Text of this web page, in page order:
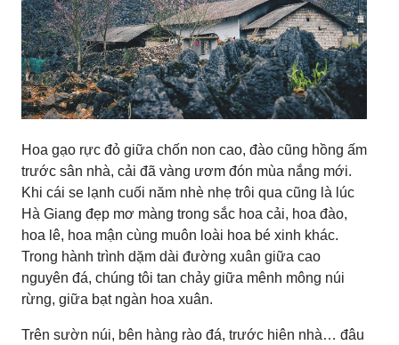
Hoa gạo rực đỏ giữa chốn non cao, đào cũng hồng ấm
trước sân nhà, cải đã vàng ươm đón mùa nắng mới.
Khi cái se lạnh cuối năm nhè nhẹ trôi qua cũng là lúc
Hà Giang đẹp mơ màng trong sắc hoa cải, hoa đào,
hoa lê, hoa mận cùng muôn loài hoa bé xinh khác.
Trong hành trình dặm dài đường xuân giữa cao
nguyên đá, chúng tôi tan chảy giữa mênh mông núi
rừng, giữa bạt ngàn hoa xuân.
Trên sườn núi, bên hàng rào đá, trước hiên nhà… đâu